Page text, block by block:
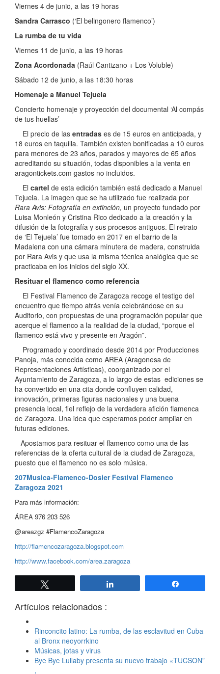
Viernes 4 de junio, a las 19 horas
Sandra Carrasco (‘El belingonero flamenco’)
La rumba de tu vida
Viernes 11 de junio, a las 19 horas
Zona Acordonada (Raúl Cantizano + Los Voluble)
Sábado 12 de junio, a las 18:30 horas
Homenaje a Manuel Tejuela
Concierto homenaje y proyección del documental ‘Al compás
de tus huellas’
El precio de las entradas es de 15 euros en anticipada, y
18 euros en taquilla. También existen bonificadas a 10 euros
para menores de 23 años, parados y mayores de 65 años
acreditando su situación, todas disponibles a la venta en
aragontickets.com gastos no incluidos.
El cartel de esta edición también está dedicado a Manuel
Tejuela. La imagen que se ha utilizado fue realizada por
Rara Avis: Fotografía en extinción, un proyecto fundado por
Luisa Monleón y Cristina Rico dedicado a la creación y la
difusión de la fotografía y sus procesos antiguos. El retrato
de ‘El Tejuela’ fue tomado en 2017 en el barrio de la
Madalena con una cámara minutera de madera, construida
por Rara Avis y que usa la misma técnica analógica que se
practicaba en los inicios del siglo XX.
Resituar el flamenco como referencia
El Festival Flamenco de Zaragoza recoge el testigo del
encuentro que tiempo atrás venía celebrándose en su
Auditorio, con propuestas de una programación popular que
acerque el flamenco a la realidad de la ciudad, “porque el
flamenco está vivo y presente en Aragón”.
Programado y coordinado desde 2014 por Producciones
Panoja, más conocida como AREA (Aragonesa de
Representaciones Artísticas), coorganizado por el
Ayuntamiento de Zaragoza, a lo largo de estas ediciones se
ha convertido en una cita donde confluyen calidad,
innovación, primeras figuras nacionales y una buena
presencia local, fiel reflejo de la verdadera afición flamenca
de Zaragoza. Una idea que esperamos poder ampliar en
futuras ediciones.
Apostamos para resituar el flamenco como una de las
referencias de la oferta cultural de la ciudad de Zaragoza,
puesto que el flamenco no es solo música.
207Musica-Flamenco-Dosier Festival Flamenco
Zaragoza 2021
Para más información:
ÁREA 976 203 526
@areazgz #FlamencoZaragoza
http://flamencozaragoza.blogspot.com
http://www.facebook.com/area.zaragoza
Artículos relacionados :
Rinconcito latino: La rumba, de las esclavitud en Cuba
al Bronx neoyorrkino
Músicas, jotas y virus
Bye Bye Lullaby presenta su nuevo trabajo «TUCSON”
,